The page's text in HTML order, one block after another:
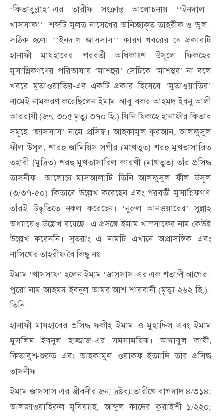
‘কিতাবুল্লাহ’-এর তারীফ সংক্রান্ত আলোচনায় ‘‘ইনদাল
খাসসাফ’’ শব্দটি মুলত নাসেখের অনিচ্ছাকৃত তাহরীফ ও ভুল।
সঠিক হলো ‘‘ইনদাল জাসসাস’’কারণ খবরের যে প্রকারটি
হানাফী
মাযহাবের পরবর্তী অধিকাংশ উসূলে
ফিকহের
মুসান্নিফগণের পরিভাষায়‘মাশহুর’সেটিকে ‘মাশহুর’না বলে
খবরে মুতাওয়াতির-এর একটি প্রকার হিসেবে ‘মুতাওয়াতির’
নামেই নামকরণ করেছিলেন ইমাম আবু বকর আহমদ ইবনু আলী
আররাযী(জন্ম৩০৫ মৃত্যু৩৭০ হি.)যিনিফিকহেহানাফীরকিতাব
সমূহে ‘জাসসাস’নামে প্রসিদ্ধ। আহকামুল কুরআন,আলফুসুল
ফীল উসূল,শারহু জামিয়িস সগীর (মাখতুত)শরহু মুখতাসারিত
তহাবী(মুদ্রিত)শরহু মুখতাসারিল কারখী(মাখতুত)তাঁর প্রসিদ্ধ
তাসনীফ। আলোচ্য মাসআলাটি তিনি আলফুসুল ফীল উসূল
(৩/৩৭-৫০)কিতাবে উল্লেখ করেছেন এবং পরবর্তী মুসান্নিফগণ
তাঁরই উদ্ধৃতিতে নকল করেছেন। ‘নুরুল আনওয়ারের’সুন্নাহ
অধ্যায়েও উল্লেখ রয়েছে। এ প্রসঙ্গে ইমাম খাস্সাফের নাম কেউই
উল্লেখ করেননি। সুতরাং এ নামটি এখানে অপ্রাসঙ্গিক এবং
নাসিখেরতাহরীফবৈকিছুনয়।
ইমাম ‘খাসসাফ’হলেনইমাম ‘জাসসাস-এরএকশতাব্দীআগের।
পুরো নাম আহমদ ইবনুল আমর আশ শায়বানী(মৃত্যু ২৬২ হি.) ।
তিনি
হানাফী মাযহাবের প্রসিদ্ধ ফকীহ ইমাম ও মুহাদ্দিস এবং ইমাম
মুসলিম
ইবনুল হাজ্জাজ-এর সমসাময়িক। আদাবুল কাযী,
কিতাবুশ-শুরুত এবং আহকামুল ওয়াকফ ইত্যাদি তাঁর প্রসিদ্ধ
তাসনীফ।
ইমাম জাসসাস এর জীবনীর জন্য দ্রষ্টব্য:তারীখে বাগদাদ ৪/৩১৪;
আলজাওয়াহিরুল মুযিয়্যাহ,আব্দুল কাদের কুরাইশী ১/২২০;